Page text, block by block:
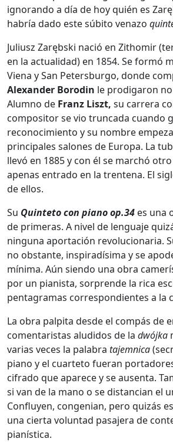
ignorando a día de hoy quién es
habría dado este súbito venazo
Juliusz Zarębski nació en Zithomir
en la actualidad) en 1854. Se formó
Viena y San Petersburgo, donde
Alexander Borodin le prodigaron
Alumno de Franz Liszt, su carrera
compositor se vio truncada cuando
reconocimiento y su nombre
principales salones de Europa. La
llevó en 1885 y con él se marchó
apenas entrado en la trentena. El
de ellos.
Su Quinteto con piano op.34 es una
de primeras. A nivel de lenguaje
ninguna aportación revolucionaria.
no obstante, inspiradísima y se
mínima. Aún siendo una obra
por un pianista, sorprende la rica
pentagramas correspondientes a la
La obra palpita desde el compás de
comentaristas aludidos de la dwójka
varias veces la palabra tajemnica
piano y el cuarteto fueran
cifrado que aparece y se ausenta.
si van de la mano o se distancian el
Confluyen, congenian, pero quizás
una cierta voluntad pasajera de
pianística.